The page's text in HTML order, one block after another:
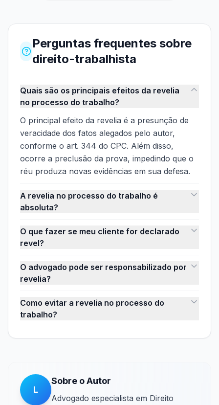
Perguntas frequentes sobre
direito-trabalhista
Quais são os principais efeitos da revelia
no processo do trabalho?
O principal efeito da revelia é a presunção de
veracidade dos fatos alegados pelo autor,
conforme o art. 344 do CPC. Além disso,
ocorre a preclusão da prova, impedindo que o
réu produza novas evidências em sua defesa.
A revelia no processo do trabalho é
absoluta?
O que fazer se meu cliente for declarado
revel?
O advogado pode ser responsabilizado por
revelia?
Como evitar a revelia no processo do
trabalho?
L
Sobre o Autor
Advogado especialista em Direito